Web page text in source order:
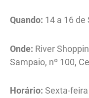
Quando: 14 a 16
Onde: River
Sampaio, nº 100,
Horário: Sexta-